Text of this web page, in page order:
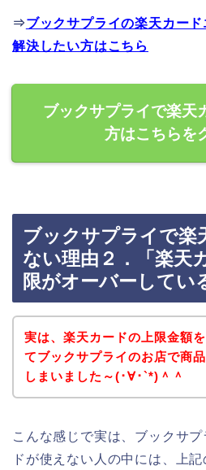
⇒ブックサプライの楽天カー
解決したい方はこちら
ブックサプライで楽天
方はこちらを
ブックサプライで楽
ない理由２．「楽天
限がオーバーしてい
実は、楽天カードの上限金額
てブックサプライのお店で商
しまいました～(･∀･`*)＾＾
こんな感じで実は、ブックサ
ドが使えない人の中には、上